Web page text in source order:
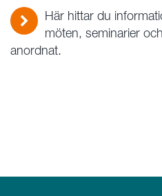
Här hittar du
möten, seminarier
anordnat.